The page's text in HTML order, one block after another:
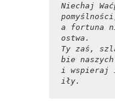
Niechaj
a fortuna
ostwa.
Ty zaś,
bie
i wspieraj
iły.